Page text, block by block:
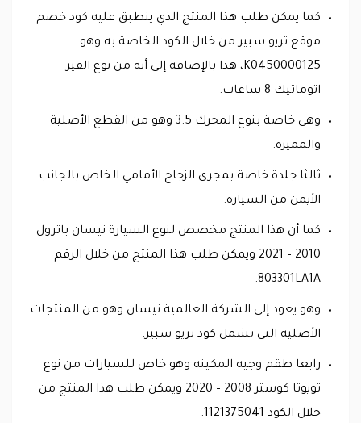
كما يمكن طلب هذا المنتج الذي ينطبق عليه كود خصم
موقع تريو سبير من خلال الكود الخاصة به وهو
K0450000125، هذا بالإضافة إلى أنه من نوع القير
اتوماتيك 8 ساعات.
وهي خاصة بنوع المحرك 3.5 وهو من القطع الأصلية
والمميزة.
ثالثا جلدة خاصة بمجرى الزجاج الأمامي الخاص بالجانب
الأيمن من السيارة.
كما أن هذا المنتج مخصص لنوع السيارة نيسان باترول
2010 – 2021 ويمكن طلب هذا المنتج من خلال الرقم
803301LA1A.
وهو يعود إلى الشركة العالمية نيسان وهو من المنتجات
الأصلية التي تشمل كود تريو سبير.
رابعا طقم وجيه المكينه وهو خاص للسيارات من نوع
تويوتا كوستر 2008 – 2020 ويمكن طلب هذا المنتج من
خلال الكود 1121375041.